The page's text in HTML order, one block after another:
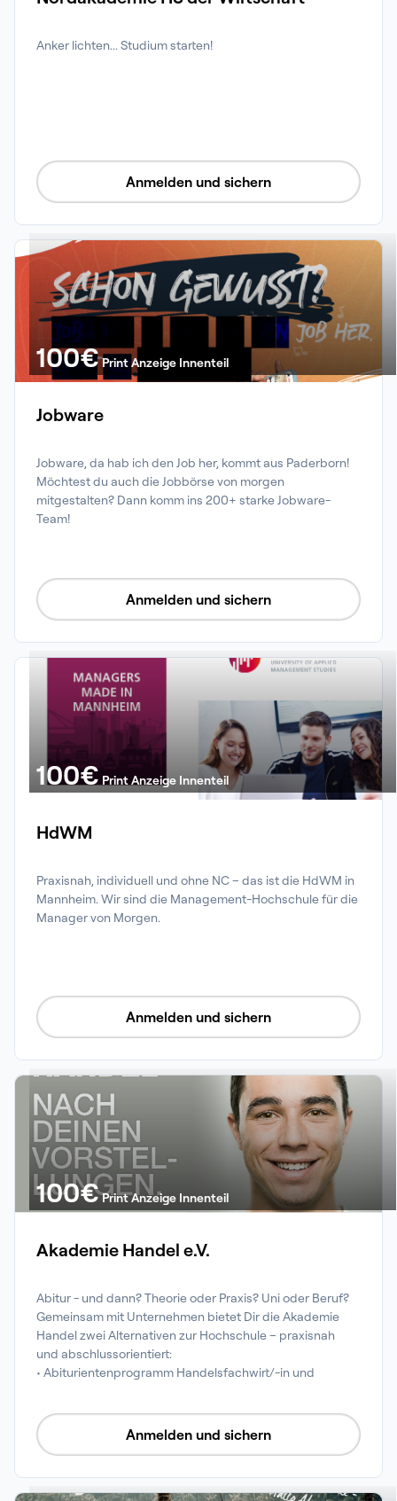
Anker lichten... Studium starten!
Anmelden und sichern
100€Print Anzeige Innenteil
Jobware
Jobware, da hab ich den Job her, kommt aus Paderborn!
Möchtest du auch die Jobbörse von morgen
mitgestalten? Dann komm ins 200+ starke Jobware-
Team!
Anmelden und sichern
100€ Print Anzeige Innenteil
HdWM
Praxisnah, individuell und ohne NC – das ist die HdWM in
Mannheim. Wir sind die Management-Hochschule für die
Manager von Morgen.
Anmelden und sichern
100€Print Anzeige Innenteil
Akademie Handel e.V.
Abitur - und dann? Theorie oder Praxis? Uni oder Beruf?
Gemeinsam mit Unternehmen bietet Dir die Akademie
Handel zwei Alternativen zur Hochschule – praxisnah
und abschlussorientiert:
• Abiturientenprogramm Handelsfachwirt/-in und
Anmelden und sichern